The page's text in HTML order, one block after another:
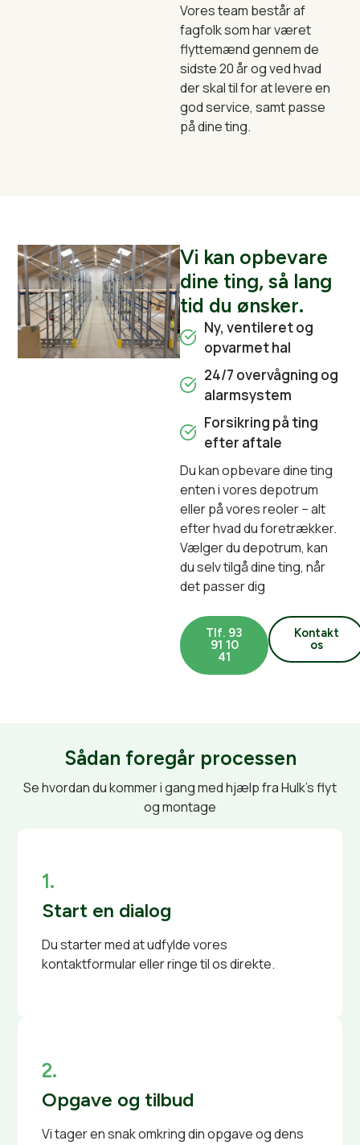
Vores team består af
fagfolk som har været
flyttemænd gennem de
sidste 20 år og ved hvad
der skal til for at levere en
god service, samt passe
på dine ting.
Vi kan opbevare
dine ting, så lang
tid du ønsker.
Ny, ventileret og
opvarmet hal
24/7 overvågning og
alarmsystem
Forsikring på ting
efter aftale
Du kan opbevare dine ting
enten i vores depotrum
eller på vores reoler – alt
efter hvad du foretrækker.
Vælger du depotrum, kan
du selv tilgå dine ting, når
det passer dig
Tlf. 93
91 10
41
Kontakt
os
Sådan foregår processen
Se hvordan du kommer i gang med hjælp fra Hulk’s flyt
og montage
1.
Start en dialog
Du starter med at udfylde vores
kontaktformular eller ringe til os direkte.
2.
Opgave og tilbud
Vi tager en snak omkring din opgave og dens